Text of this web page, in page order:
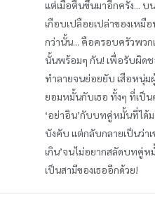
แต่เมื่อตื่นขึ้นมาอีกครั้ง... บ
เกือบเปลือยเปล่าของเหมื
กว่านั้น... คือครอบครัวพวก
นั้นพร้อมๆ กัน! เพื่อรับผิด
ทำลายจนย่อยยับ เสือหนุ่ม
ยอมหมั้นกับเธอ ทั้งๆ ที่เป็
‘อย่าอิน’กับบทคู่หมั้นที่ได้
บังคับ แต่กลับกลายเป็นว่าเ
เกิน’จนไม่อยากสลัดบทคู่ห
เป็นสามีของเธออีกด้วย!